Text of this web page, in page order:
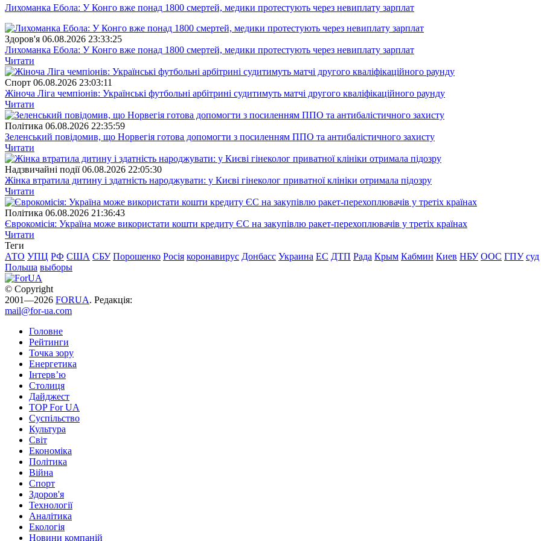
Лихоманка Ебола: У Конго вже понад 1800 смертей, медики протестують через невиплату зарплат
Здоров'я 06.08.2026 23:33:25
Лихоманка Ебола: У Конго вже понад 1800 смертей, медики протестують через невиплату зарплат
Читати
Спорт 06.08.2026 23:03:11
Жіноча Ліга чемпіонів: Українські футбольні арбітрині судитимуть матчі другого кваліфікаційного раунду
Читати
Полiтика 06.08.2026 22:35:59
Зеленський повідомив, що Норвегія готова допомогти з посиленням ППО та антибалістичного захисту
Читати
Надзвичайні події 06.08.2026 22:05:30
Жінка втратила дитину і здатність народжувати: у Києві гінеколог приватної клініки отримала підозру
Читати
Полiтика 06.08.2026 21:36:43
Єврокомісія: Україна може використати кошти кредиту ЄС на закупівлю ракет-перехоплювачів у третіх країнах
Читати
Теги
АТО УПЦ РФ США СБУ Порошенко Росія коронавирус Донбасс Украина ЕС ДТП Рада Крым Кабмин Киев НБУ ООС ГПУ суд
Польша выборы
© Copyright
2001—2026 FORUA. Редакція:
mail@for-ua.com
Головне
Рейтинги
Точка зору
Енергетика
Інтерв’ю
Столиця
Дайджест
TOP For UA
Суспiльство
Культура
Світ
Економіка
Політика
Війна
Спорт
Здоров'я
Технології
Аналітика
Екологія
Новини компаній